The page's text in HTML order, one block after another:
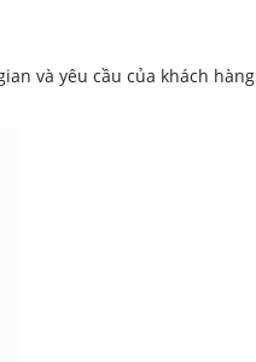
và yêu cầu của khách hàng